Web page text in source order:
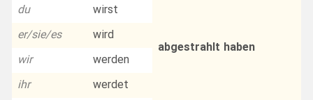
abgestrahlt haben
du
wirst
er/sie/es
wird
wir
werden
ihr
werdet